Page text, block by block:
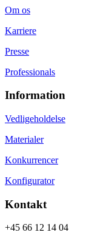
Om os
Karriere
Presse
Professionals
Information
Vedligeholdelse
Materialer
Konkurrencer
Konfigurator
Kontakt
+45 66 12 14 04